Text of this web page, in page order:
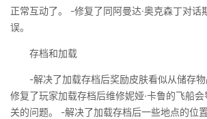
正常互动了。 -修复了同阿曼达·奥克森丁对话
误。
存档和加载
-解决了加载存档后奖励皮肤看似从储存
修复了玩家加载存档后维修妮娅·卡鲁的飞船
关的问题。 -解决了加载存档后一些地点的位